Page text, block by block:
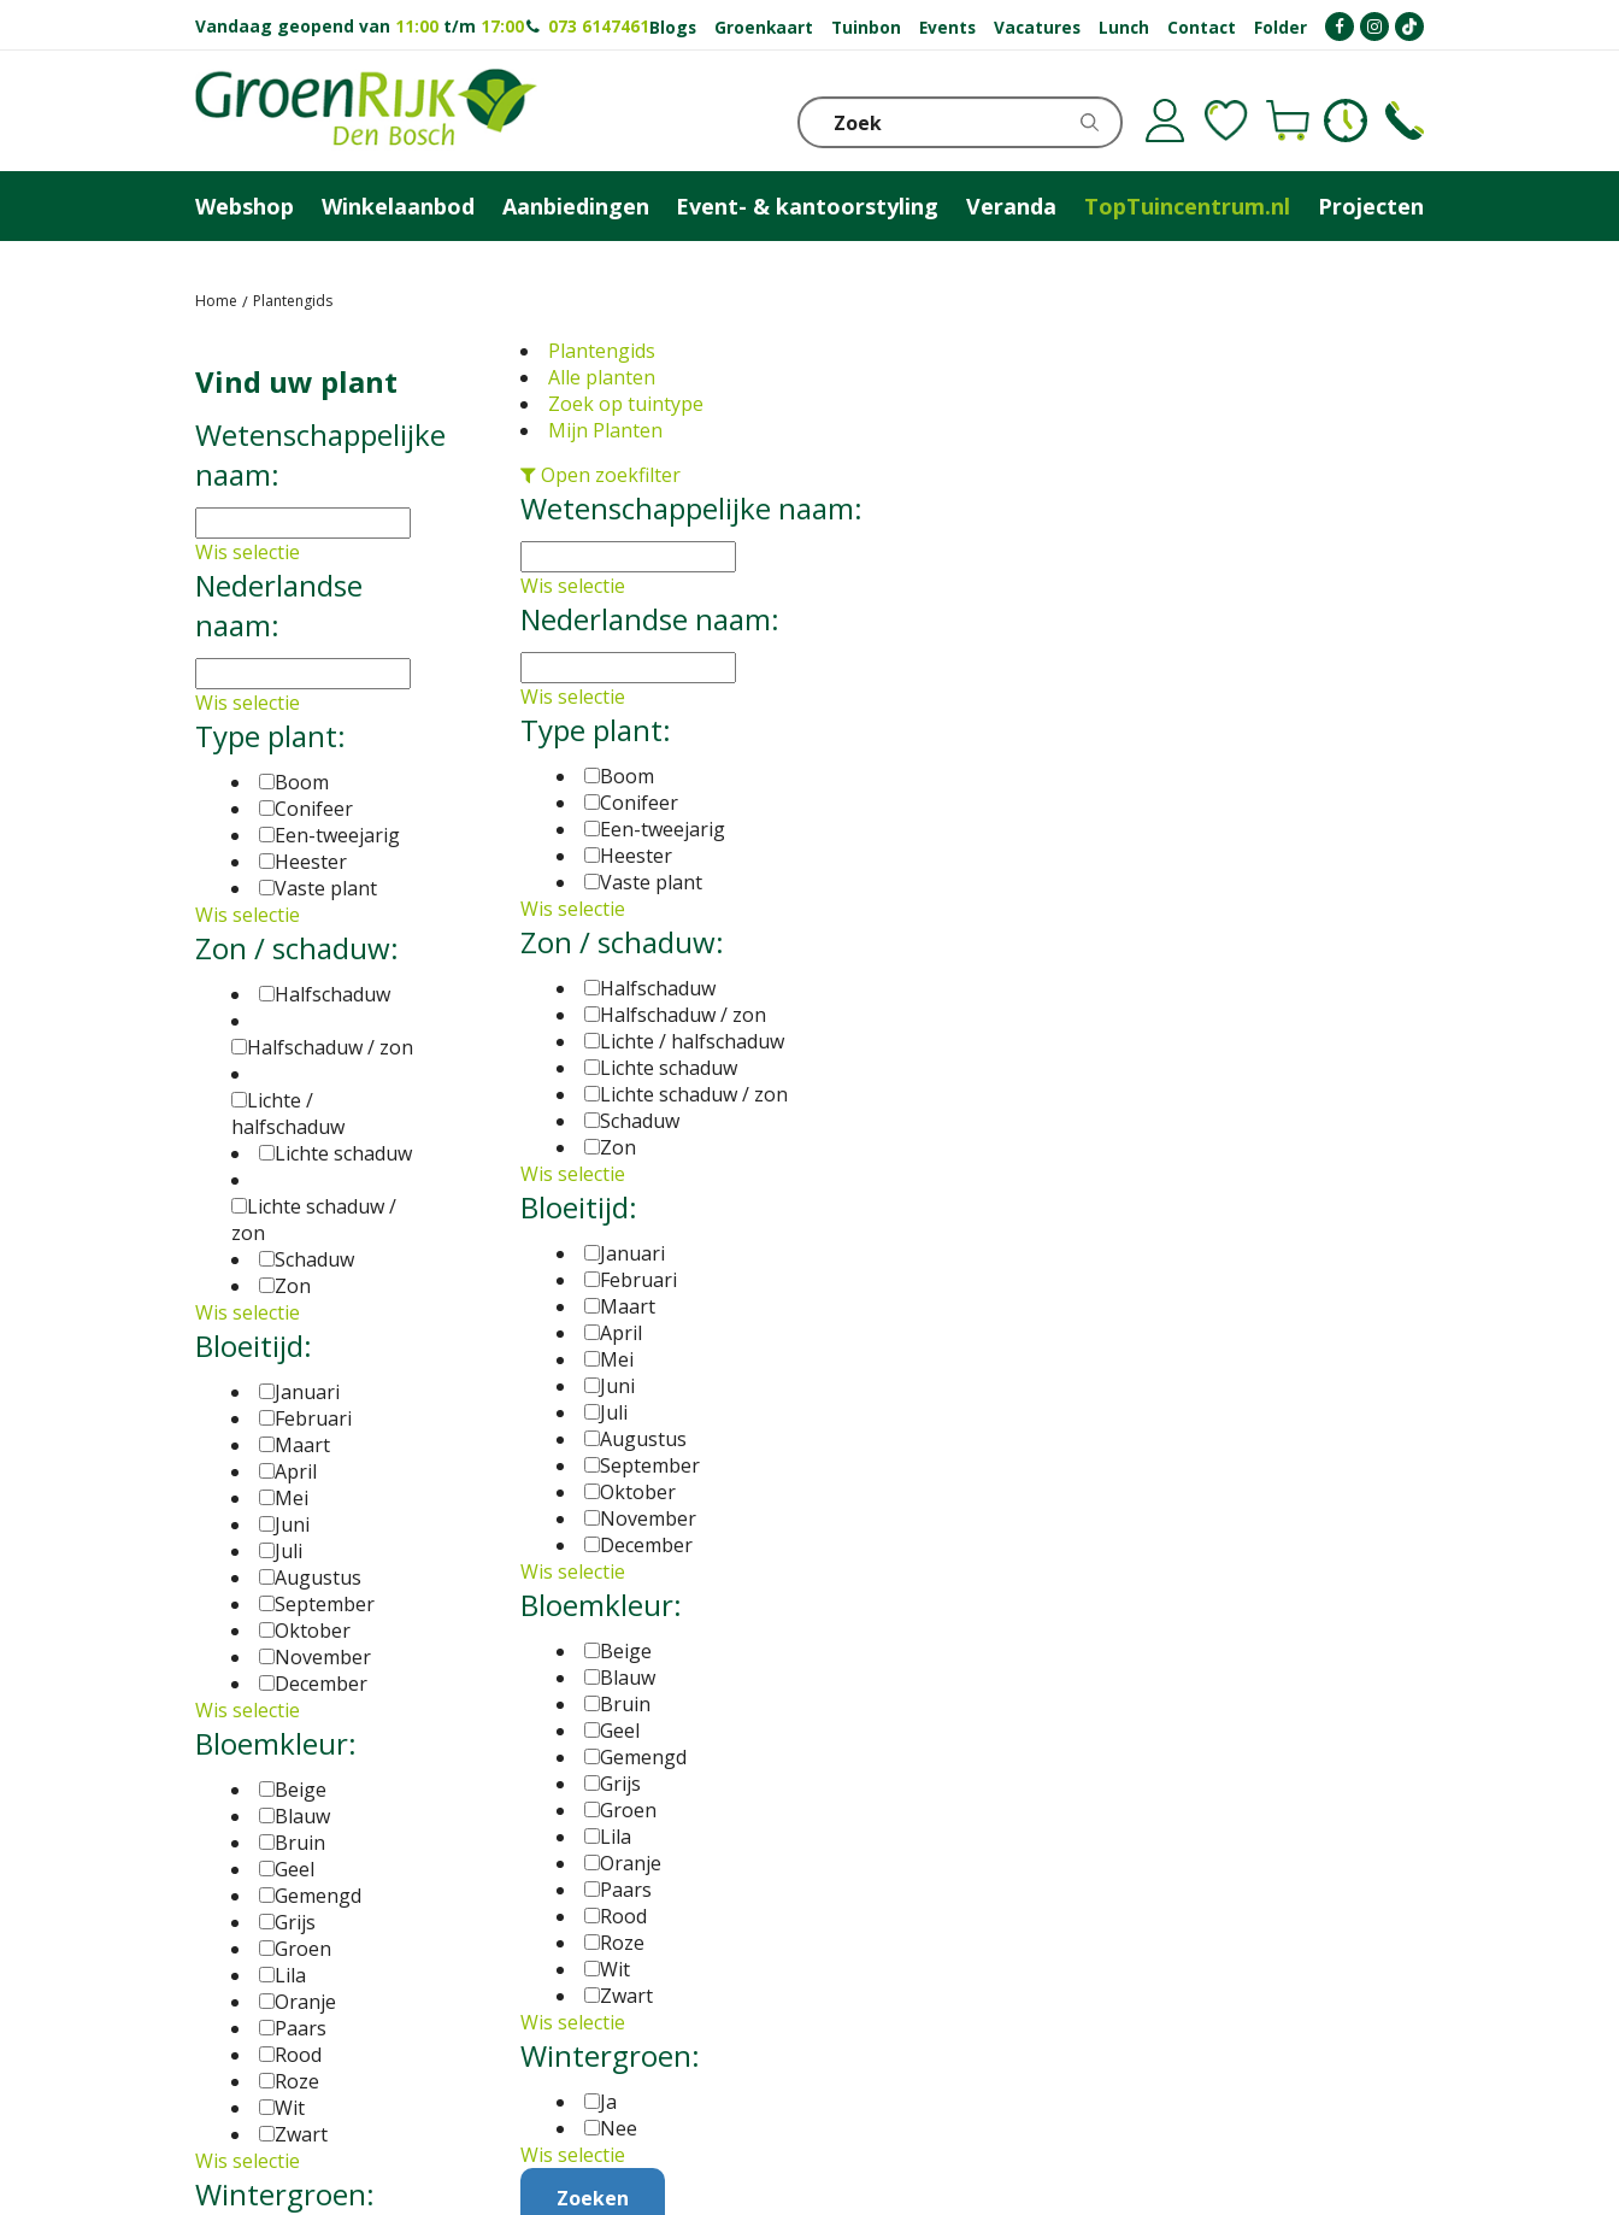
Home Plantengids
Vandaag geopend van 11:00 t/m 17:00 073 6147461Blogs Groenkaart Tuinbon Events Vacatures Lunch Contact Folder
Webshop Winkelaanbod Aanbiedingen Event- & kantoorstyling Veranda TopTuincentrum.nl Projecten
Plantengids
Alle planten
Zoek op tuintype
Mijn Planten
Open zoekfilter
Wetenschappelijke naam:
Wis selectie
Nederlandse naam:
Wis selectie
Type plant:
Boom
Conifeer
Een-tweejarig
Heester
Vaste plant
Wis selectie
Zon / schaduw:
Halfschaduw
Halfschaduw / zon
Lichte / halfschaduw
Lichte schaduw
Lichte schaduw / zon
Schaduw
Zon
Wis selectie
Bloeitijd:
Januari
Februari
Maart
April
Mei
Juni
Juli
Augustus
September
Oktober
November
December
Wis selectie
Bloemkleur:
Beige
Blauw
Bruin
Geel
Gemengd
Grijs
Groen
Lila
Oranje
Paars
Rood
Roze
Wit
Zwart
Wis selectie
Wintergroen:
Ja
Nee
Wis selectie
Vind uw plant
Wetenschappelijke
naam:
Wis selectie
Nederlandse
naam:
Wis selectie
Type plant:
Boom
Conifeer
Een-tweejarig
Heester
Vaste plant
Wis selectie
Zon / schaduw:
Halfschaduw
Halfschaduw / zon
Lichte /
halfschaduw
Lichte schaduw
Lichte schaduw /
zon
Schaduw
Zon
Wis selectie
Bloeitijd:
Januari
Februari
Maart
April
Mei
Juni
Juli
Augustus
September
Oktober
November
December
Wis selectie
Bloemkleur:
Beige
Blauw
Bruin
Geel
Gemengd
Grijs
Groen
Lila
Oranje
Paars
Rood
Roze
Wit
Zwart
Wis selectie
Wintergroen: